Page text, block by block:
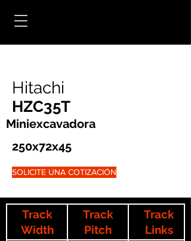
Hitachi
HZC35T
Miniexcavadora
250x72x45
SOLICITE UNA COTIZACIÓN
Track
Width
Track
Pitch
Track
Links